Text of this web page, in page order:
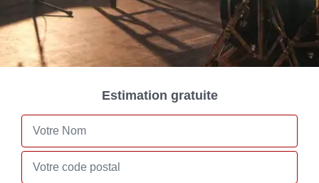
Estimation gratuite